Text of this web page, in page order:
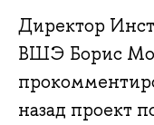
Директор
ВШЭ Борис
назад проект